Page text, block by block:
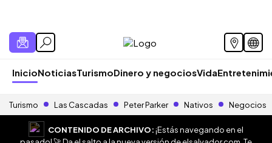
InicioNoticiasTurismoDinero y negociosVida
Turismo Las Cascadas Peter Parker Nativos Negocios
CONTENIDO DE ARCHIVO:¡Estás navegando en el